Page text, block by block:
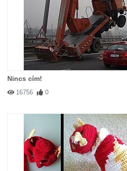
Nincs cím!
16756 0